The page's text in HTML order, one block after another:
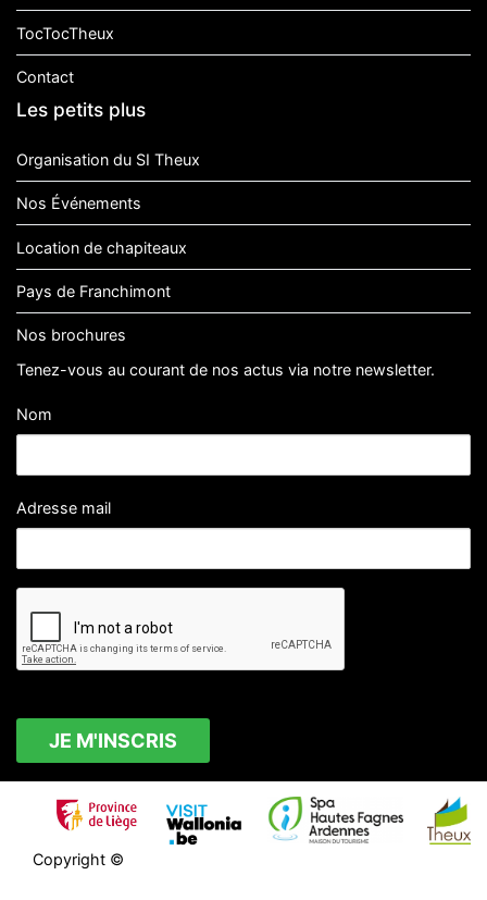
TocTocTheux
Contact
Les petits plus
Organisation du SI Theux
Nos Événements
Location de chapiteaux
Pays de Franchimont
Nos brochures
Tenez-vous au courant de nos actus via notre newsletter.
Nom
Adresse mail
Copyright ©